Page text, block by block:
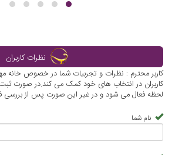
نظرات کاربران
کاربر محترم : نظرات و تجربیات شما در خصوص خانه
کاربران در انتخاب های خود کمک می کند.در صورت ثبت
لحظه فعال می شود و در غیر این صورت پس از بررسی
نام شما